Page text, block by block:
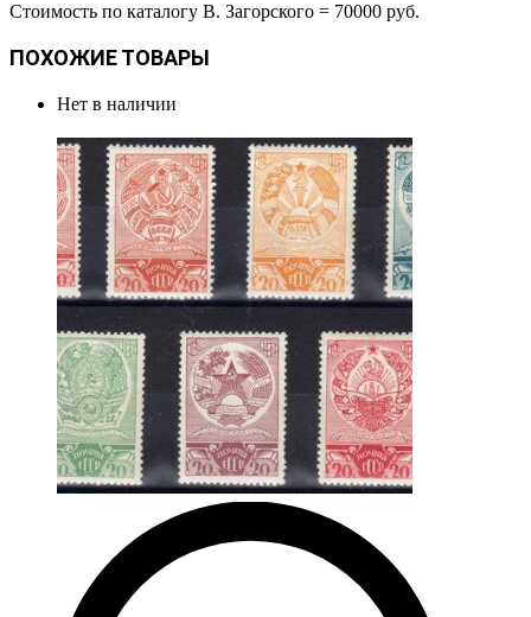
Стоимость по каталогу В. Загорского = 70000 руб.
ПОХОЖИЕ ТОВАРЫ
Нет в наличии